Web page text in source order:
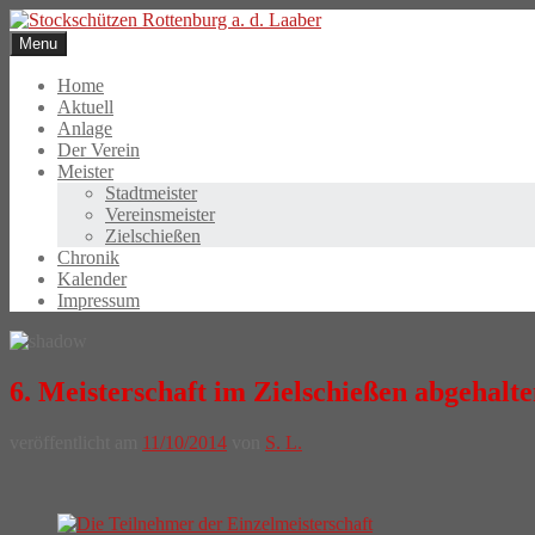
Skip
to
content
Menu
Home
Aktuell
Anlage
Der Verein
Meister
Stadtmeister
Vereinsmeister
Zielschießen
Chronik
Kalender
Impressum
6. Meisterschaft im Zielschießen
11/10/2014 S. L.